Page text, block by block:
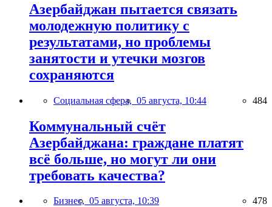
Азербайджан пытается связать
молодежную политику с
результатами, но проблемы
занятости и утечки мозгов
сохраняются
Социальная сфера, 05 августа, 10:44 484
Коммунальный счёт
Азербайджана: граждане платят
всё больше, но могут ли они
требовать качества?
Бизнес, 05 августа, 10:39 478